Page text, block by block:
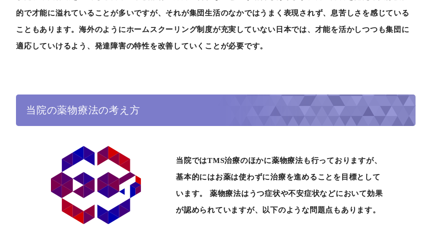
的で才能に溢れていることが多いですが、それが集団生活のなかではうまく表現されず、息苦しさを感じている
こともあります。海外のようにホームスクーリング制度が充実していない日本では、才能を活かしつつも集団に
適応していけるよう、発達障害の特性を改善していくことが必要です。
当院の薬物療法の考え方
当院ではTMS治療のほかに薬物療法も行っておりますが、
基本的にはお薬は使わずに治療を進めることを目標として
います。 薬物療法はうつ症状や不安症状などにおいて効果
が認められていますが、以下のような問題点もあります。